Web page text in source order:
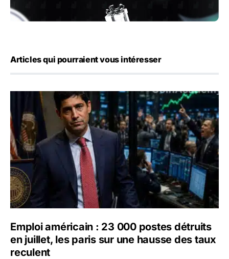
Articles qui pourraient vous intéresser
Emploi américain : 23 000 postes détruits en juillet, les
Emploi américain : 23 000 postes détruits
en juillet, les paris sur une hausse des taux
reculent